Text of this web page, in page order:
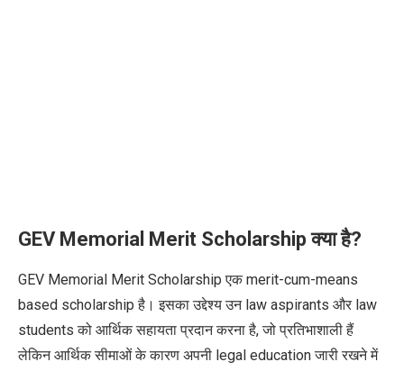
GEV Memorial Merit Scholarship क्या है?
GEV Memorial Merit Scholarship एक merit-cum-means
based scholarship है। इसका उद्देश्य उन law aspirants और law
students को आर्थिक सहायता प्रदान करना है, जो प्रतिभाशाली हैं
लेकिन आर्थिक सीमाओं के कारण अपनी legal education जारी रखने में